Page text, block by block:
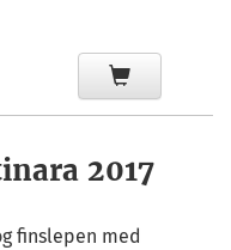
2017
finslepen med